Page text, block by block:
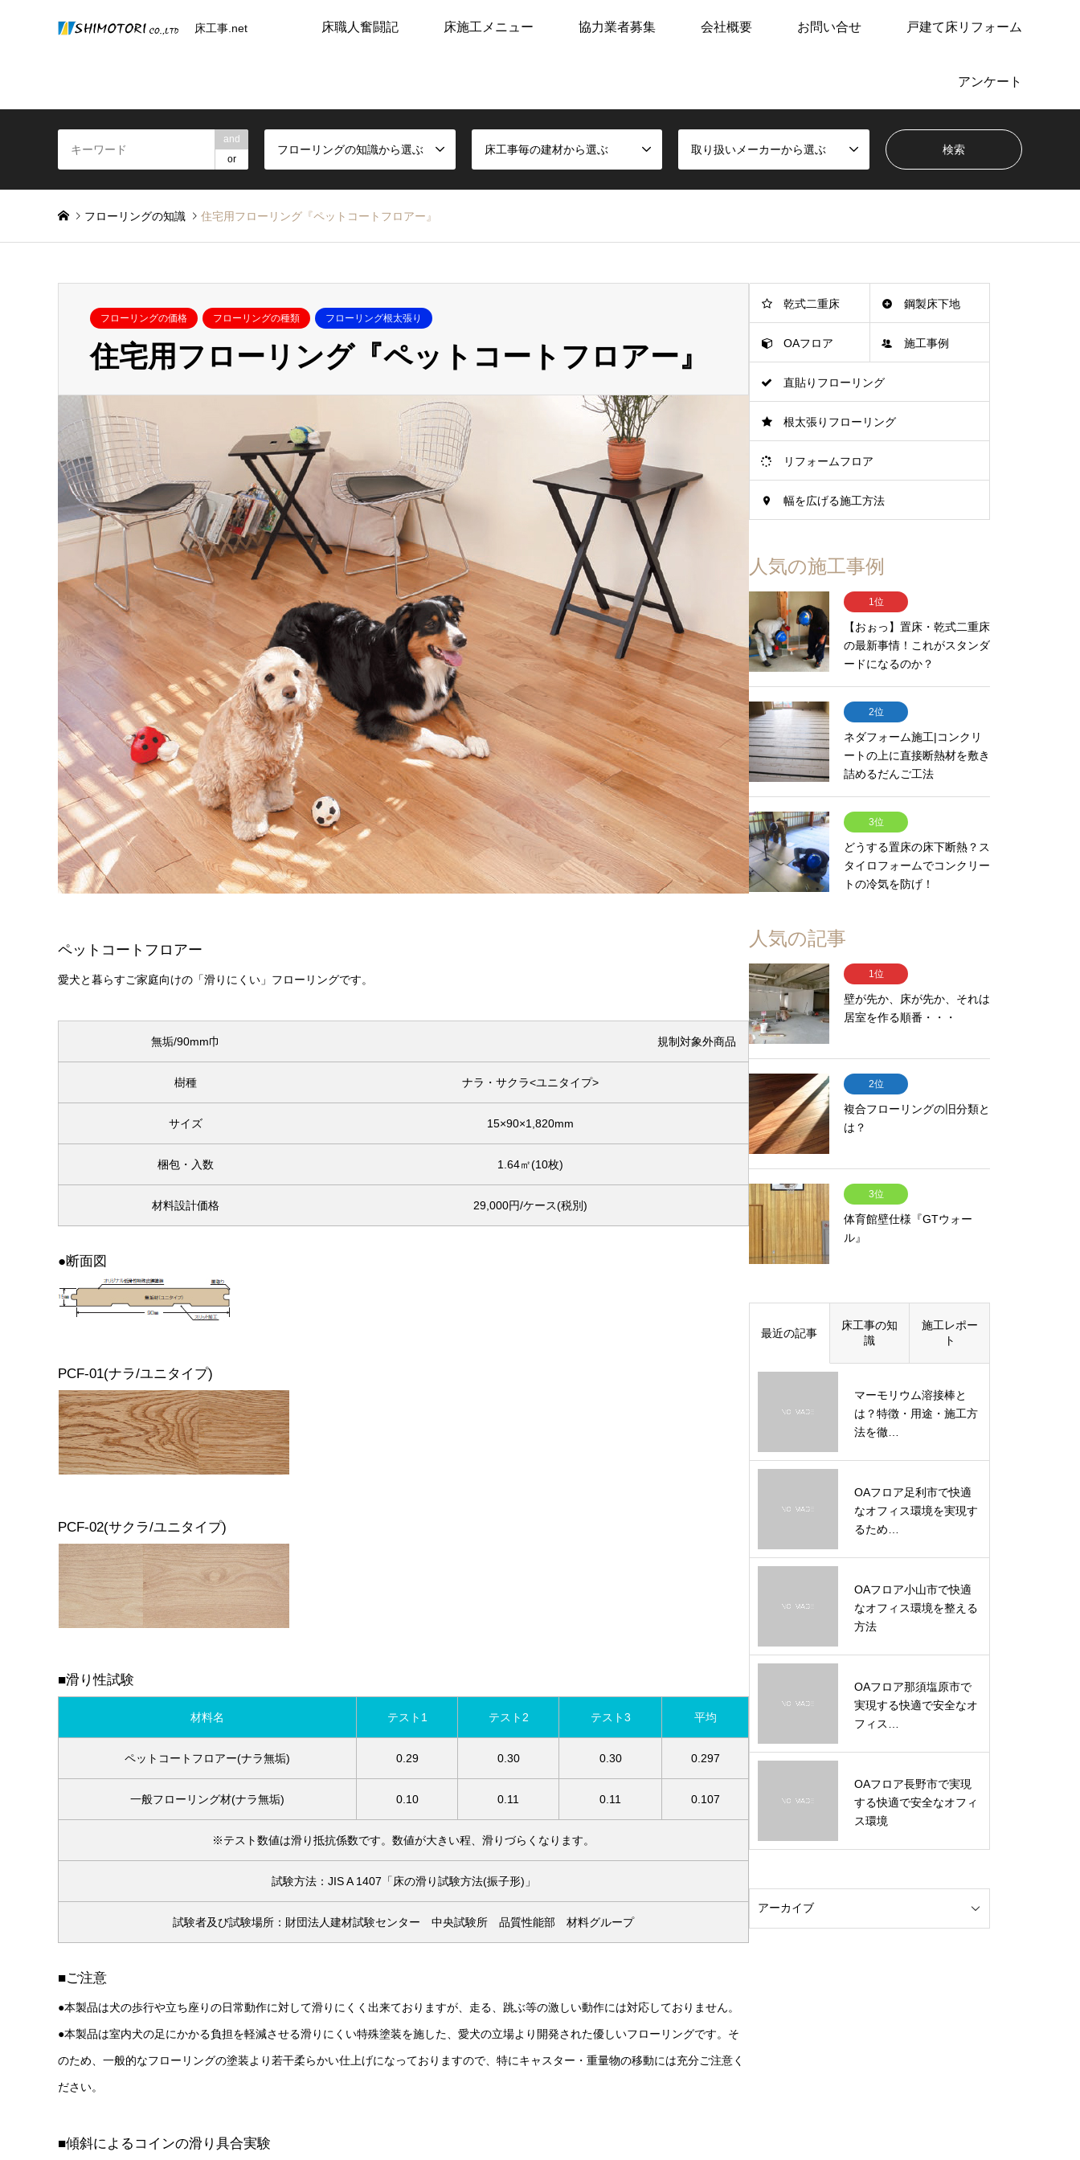
床工事.net 床職人奮闘記 床施工メニュー 協力業者募集 会社概要 お問い合せ 戸建て床リフォーム
アンケート
and
or
フローリングの知識から選ぶ 床工事毎の建材から選ぶ 取り扱いメーカーから選ぶ
フローリングの知識 住宅用フローリング『ペットコートフロアー』
フローリングの価格 フローリングの種類 フローリング根太張り
住宅用フローリング『ペットコートフロアー』
ペットコートフロアー
愛犬と暮らすご家庭向けの「滑りにくい」フローリングです。
無垢/90mm巾 規制対象外商品
樹種 ナラ・サクラ<ユニタイプ>
サイズ 15×90×1,820mm
梱包・入数 1.64㎡(10枚)
材料設計価格 29,000円/ケース(税別)
●断面図
PCF-01(ナラ/ユニタイプ)
PCF-02(サクラ/ユニタイプ)
■滑り性試験
材料名 テスト1 テスト2 テスト3 平均
ペットコートフロアー(ナラ無垢) 0.29 0.30 0.30 0.297
一般フローリング材(ナラ無垢) 0.10 0.11 0.11 0.107
※テスト数値は滑り抵抗係数です。数値が大きい程、滑りづらくなります。
試験方法：JIS A 1407「床の滑り試験方法(振子形)」
試験者及び試験場所：財団法人建材試験センター 中央試験所 品質性能部 材料グループ
■ご注意
●本製品は犬の歩行や立ち座りの日常動作に対して滑りにくく出来ておりますが、走る、跳ぶ等の激しい動作には対応しておりません。
●本製品は室内犬の足にかかる負担を軽減させる滑りにくい特殊塗装を施した、愛犬の立場より開発された優しいフローリングです。そ
のため、一般的なフローリングの塗装より若干柔らかい仕上げになっておりますので、特にキャスター・重量物の移動には充分ご注意く
ださい。
■傾斜によるコインの滑り具合実験
乾式二重床 鋼製床下地
OAフロア 施工事例
直貼りフローリング
根太張りフローリング
リフォームフロア
幅を広げる施工方法
人気の施工事例
1位
【おぉっ】置床・乾式二重床
の最新事情！これがスタンダ
ードになるのか？
2位
ネダフォーム施工|コンクリ
ートの上に直接断熱材を敷き
詰めるだんご工法
3位
どうする置床の床下断熱？ス
タイロフォームでコンクリー
トの冷気を防げ！
人気の記事
1位
壁が先か、床が先か、それは
居室を作る順番・・・
2位
複合フローリングの旧分類と
は？
3位
体育館壁仕様『GTウォー
ル』
最近の記事
床工事の知
識
施工レポー
ト
マーモリウム溶接棒と
は？特徴・用途・施工方
法を徹…
OAフロア足利市で快適
なオフィス環境を実現す
るため…
OAフロア小山市で快適
なオフィス環境を整える
方法
OAフロア那須塩原市で
実現する快適で安全なオ
フィス…
OAフロア長野市で実現
する快適で安全なオフィ
ス環境